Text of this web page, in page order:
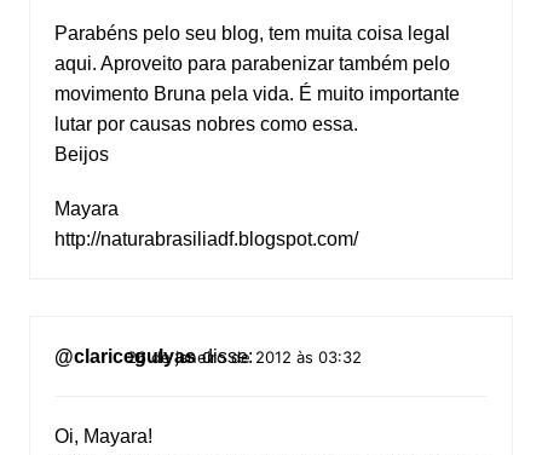
Parabéns pelo seu blog, tem muita coisa legal
aqui. Aproveito para parabenizar também pelo
movimento Bruna pela vida. É muito importante
lutar por causas nobres como essa.
Beijos
Mayara
http://naturabrasiliadf.blogspot.com/
@claricegulyas disse:
26 de janeiro de 2012 às 03:32
Oi, Mayara!